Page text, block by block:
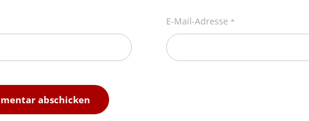
E-Mail-Adresse *